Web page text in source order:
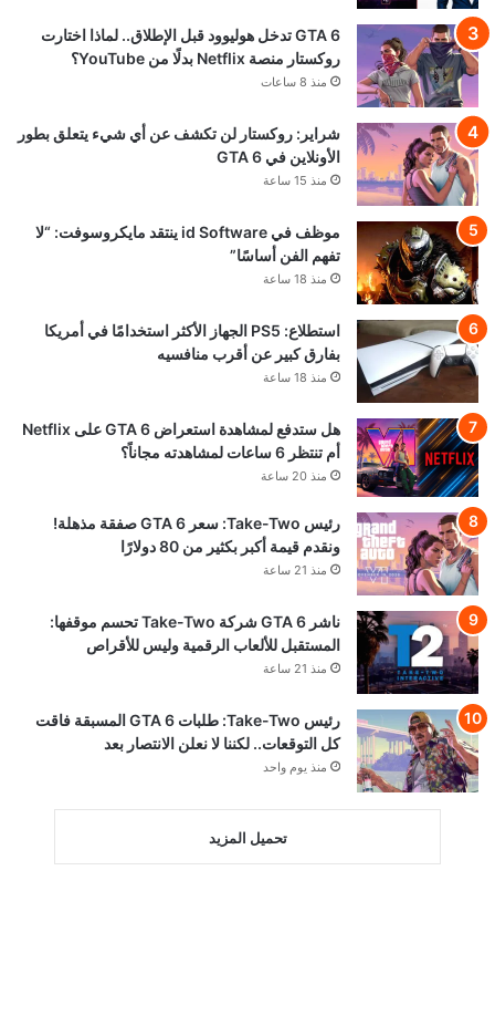
GTA 6 تدخل هوليوود قبل الإطلاق.. لماذا اختارت
روكستار منصة Netflix بدلًا من YouTube؟
منذ 8 ساعات
شراير: روكستار لن تكشف عن أي شيء يتعلق بطور
الأونلاين في GTA 6
منذ 15 ساعة
موظف في id Software ينتقد مايكروسوفت: “لا
تفهم الفن أساسًا”
منذ 18 ساعة
استطلاع: PS5 الجهاز الأكثر استخدامًا في أمريكا
بفارق كبير عن أقرب منافسيه
منذ 18 ساعة
هل ستدفع لمشاهدة استعراض GTA 6 على Netflix
أم تنتظر 6 ساعات لمشاهدته مجاناً؟
منذ 20 ساعة
رئيس Take-Two: سعر GTA 6 صفقة مذهلة!
ونقدم قيمة أكبر بكثير من 80 دولارًا
منذ 21 ساعة
ناشر GTA 6 شركة Take-Two تحسم موقفها:
المستقبل للألعاب الرقمية وليس للأقراص
منذ 21 ساعة
رئيس Take-Two: طلبات GTA 6 المسبقة فاقت
كل التوقعات.. لكننا لا نعلن الانتصار بعد
منذ يوم واحد
تحميل المزيد